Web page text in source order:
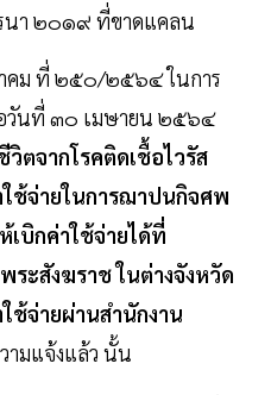
รนา ๒๐๑๙ ที่ขาดแคลน
ม ที่ ๒๕๐/๒๕๖๔ ในการ
วันที่ ๓๐ เมษายน ๒๕๖๔
ตจากโรคติดเชื้อไวรัส
ช้จ่ายในการฌาปนกิจศพ
เบิกค่าใช้จ่ายได้ที่
ระสังฆราช ในต่างจังหวัด
ช้จ่ายผ่านสำนักงาน
ามแจ้งแล้ว นั้น